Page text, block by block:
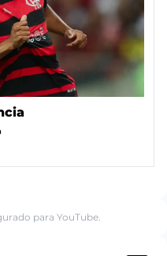
para YouTube.